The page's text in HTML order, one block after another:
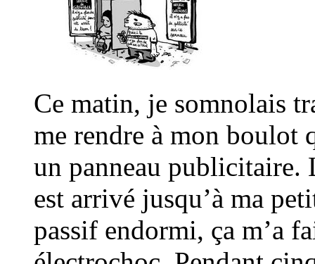
Ce matin, je somnolais
me rendre à mon boulot
un panneau publicitaire.
est arrivé jusqu’à ma
passif endormi, ça m’a